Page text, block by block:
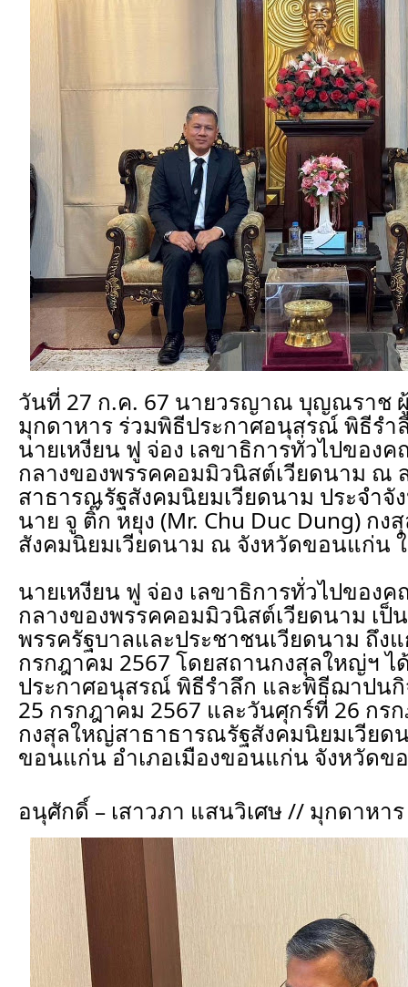
วันที่ 27 ก.ค. 67 นายวรญาณ บุญณราช
มุกดาหาร ร่วมพิธีประกาศอนุสรณ์ พิธีร
นายเหงียน ฟู จ่อง เลขาธิการทั่วไปของ
กลางของพรรคคอมมิวนิสต์เวียดนาม ณ
สาธารณรัฐสังคมนิยมเวียดนาม ประจำ
นาย จู ติ๊ก หยุง (Mr. Chu Duc Dung) กง
สังคมนิยมเวียดนาม ณ จังหวัดขอนแก่น
นายเหงียน ฟู จ่อง เลขาธิการทั่วไปของ
กลางของพรรคคอมมิวนิสต์เวียดนาม เป็
พรรครัฐบาลและประชาชนเวียดนาม ถึง
กรกฎาคม 2567 โดยสถานกงสุลใหญ่ฯ
ประกาศอนุสรณ์ พิธีรำลึก และพิธีฌาปน
25 กรกฎาคม 2567 และวันศุกร์ที่ 26 ก
กงสุลใหญ่สาธาธารณรัฐสังคมนิยมเวียด
ขอนแก่น อำเภอเมืองขอนแก่น จังหวัดข
อนุศักดิ์ – เสาวภา แสนวิเศษ // มุกดาหา